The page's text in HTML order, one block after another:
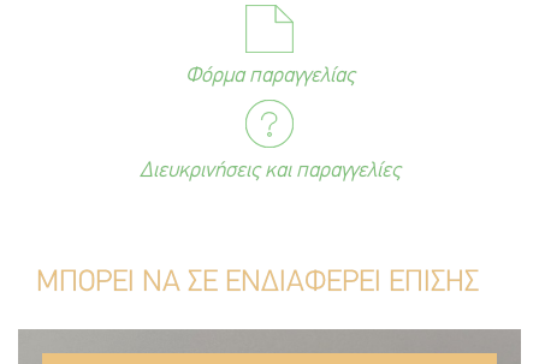
Φόρμα παραγγελίας
Διευκρινήσεις και παραγγελίες
ΜΠΟΡΕΙ ΝΑ ΣΕ ΕΝΔΙΑΦΕΡΕΙ ΕΠΙΣΗΣ